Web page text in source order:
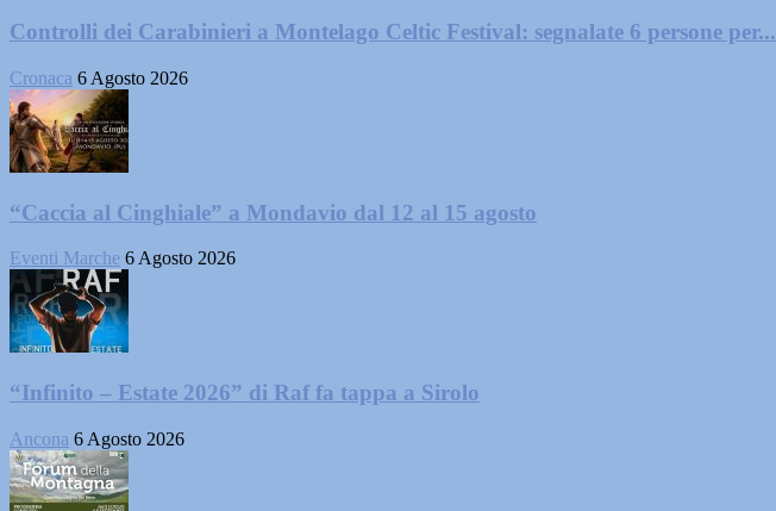
Controlli dei Carabinieri a Montelago Celtic Festival: segnalate 6 persone per...
Cronaca 6 Agosto 2026
“Caccia al Cinghiale” a Mondavio dal 12 al 15 agosto
Eventi Marche 6 Agosto 2026
“Infinito – Estate 2026” di Raf fa tappa a Sirolo
Ancona 6 Agosto 2026